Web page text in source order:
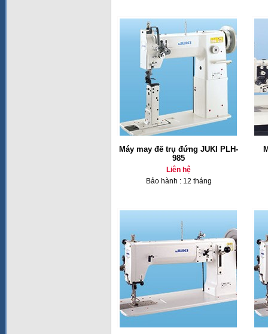
Máy may đế trụ đứng JUKI PLH-
985
Liên hệ
Bảo hành : 12 tháng